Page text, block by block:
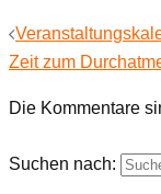
Zeit zum
Die Kommentare
Suchen nach: